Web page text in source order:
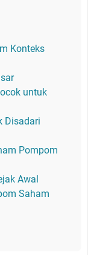
Konteks
untuk
Disadari
Pompom
Awal
Saham